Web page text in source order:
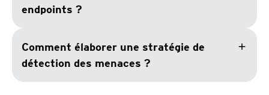
endpoints ?
Comment élaborer une stratégie de
détection des menaces ?
add